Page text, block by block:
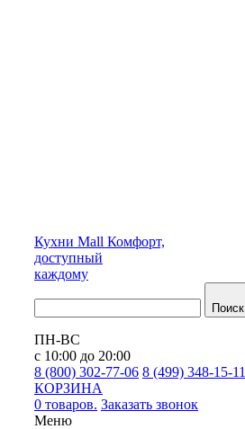
Кухни Mall Комфорт,
доступный
каждому
Поиск
ПН-ВС
с 10:00 до 20:00
8 (800) 302-77-06 8 (499) 348-15-11
КОРЗИНА
0 товаров. Заказать звонок
Меню